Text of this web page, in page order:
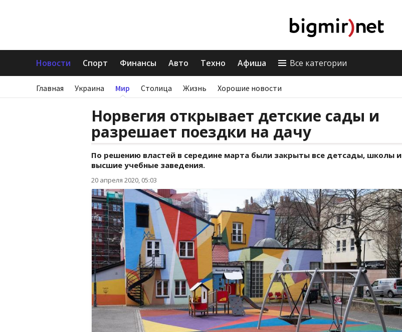
Новости Спорт Финансы Авто Техно Афиша Все категории
Главная Украина Мир Столица Жизнь Хорошие новости
Норвегия открывает детские сады и
разрешает поездки на дачу
По решению властей в середине марта были закрыты все детсады, школы и
высшие учебные заведения.
20 апреля 2020, 05:03